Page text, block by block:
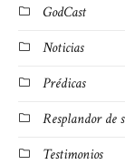
GodCast
Noticias
Prédicas
Resplandor de
Testimonios